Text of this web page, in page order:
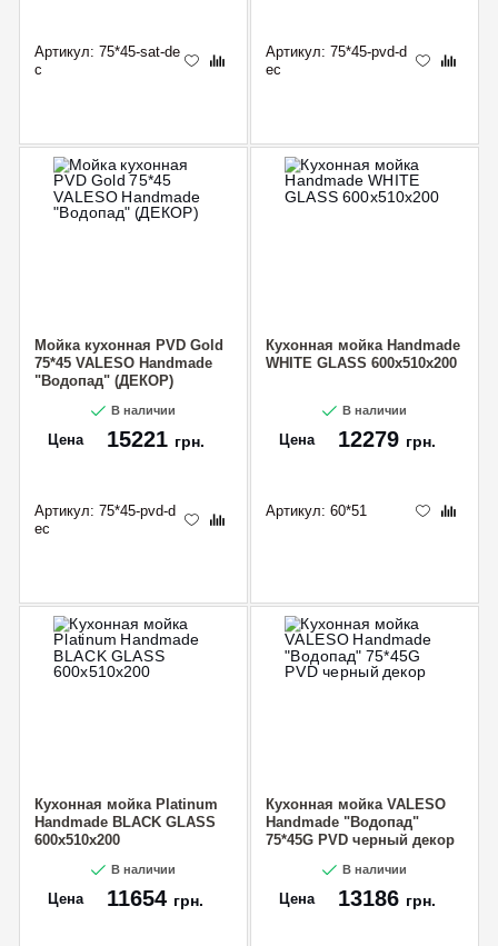
Артикул: 75*45-sat-de
c
Артикул: 75*45-pvd-d
ec
Мойка кухонная PVD Gold
75*45 VALESO Handmade
"Водопад" (ДЕКОР)
В наличии
Цена 15221 грн.
Артикул: 75*45-pvd-d
ec
Кухонная мойка Handmade
WHITE GLASS 600х510х200
В наличии
Цена 12279 грн.
Артикул: 60*51
Кухонная мойка Platinum
Handmade BLACK GLASS
600x510x200
В наличии
Цена 11654 грн.
Кухонная мойка VALESO
Handmade "Водопад"
75*45G PVD черный декор
В наличии
Цена 13186 грн.